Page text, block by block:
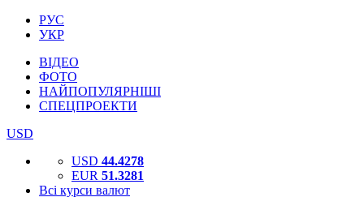
РУС
УКР
ВІДЕО
ФОТО
НАЙПОПУЛЯРНІШІ
СПЕЦПРОЕКТИ
USD
USD 44.4278
EUR 51.3281
Всі курси валют